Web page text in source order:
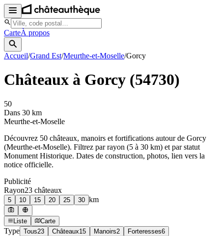
CarteÀ propos
Accueil/Grand Est/Meurthe-et-Moselle/Gorcy
Châteaux à Gorcy (54730)
50
Dans 30 km
Meurthe-et-Moselle
Découvrez 50 châteaux, manoirs et fortifications autour de Gorcy
(Meurthe-et-Moselle). Filtrez par rayon (5 à 30 km) et par statut
Monument Historique. Dates de construction, photos, lien vers la
notice officielle.
Publicité
Rayon23 châteaux
5 10 15 20 25 30 km
Liste Carte
Type Tous23 Châteaux15 Manoirs2 Forteresses6